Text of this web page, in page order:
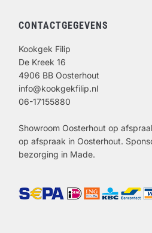
CONTACTGEGEVENS
Kookgek Filip
De Kreek 16
4906 BB Oosterhout
info@kookgekfilip.nl
06-17155880
Showroom Oosterhout op
op afspraak in Oosterhout.
bezorging in Made.